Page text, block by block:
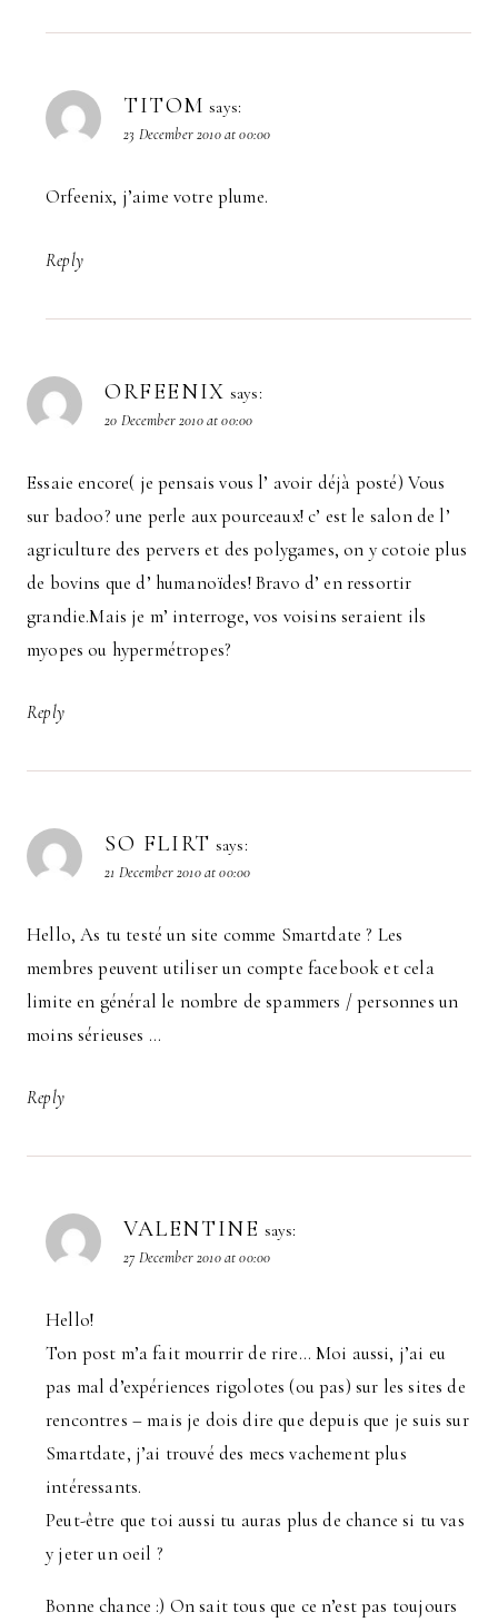
TITOM says:
23 December 2010 at 00:00
Orfeenix, j’aime votre plume.
Reply
ORFEENIX says:
20 December 2010 at 00:00
Essaie encore( je pensais vous l’ avoir déjà posté) Vous
sur badoo? une perle aux pourceaux! c’ est le salon de l’
agriculture des pervers et des polygames, on y cotoie plus
de bovins que d’ humanoïdes! Bravo d’ en ressortir
grandie.Mais je m’ interroge, vos voisins seraient ils
myopes ou hypermétropes?
Reply
SO FLIRT says:
21 December 2010 at 00:00
Hello, As tu testé un site comme Smartdate ? Les
membres peuvent utiliser un compte facebook et cela
limite en général le nombre de spammers / personnes un
moins sérieuses …
Reply
VALENTINE says:
27 December 2010 at 00:00
Hello!
Ton post m’a fait mourrir de rire… Moi aussi, j’ai eu
pas mal d’expériences rigolotes (ou pas) sur les sites de
rencontres – mais je dois dire que depuis que je suis sur
Smartdate, j’ai trouvé des mecs vachement plus
intéressants.
Peut-être que toi aussi tu auras plus de chance si tu vas
y jeter un oeil ?
Bonne chance :) On sait tous que ce n’est pas toujours